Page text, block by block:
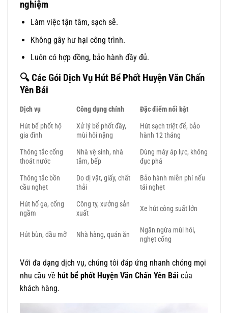
nghiệm
Làm việc tận tâm, sạch sẽ.
Không gây hư hại công trình.
Luôn có hợp đồng, bảo hành đầy đủ.
🔍Các Gói Dịch Vụ Hút Bể Phốt Huyện Văn Chấn
Yên Bái
Dịch vụ Công dụng chính
Đặc điểm nổi bật
Hút bể phốt hộ
gia đình
Xử lý bể phốt đầy,
mùi hôi nặng
Hút sạch triệt để, bảo
hành 12 tháng
Thông tắc cống
thoát nước
Nhà vệ sinh, nhà
tắm, bếp
Dùng máy áp lực, không
đục phá
Thông tắc bồn
cầu nghẹt
Do dị vật, giấy, chất
thải
Bảo hành miễn phí nếu
tái nghẹt
Hút hố ga, cống
ngầm
Công ty, xưởng sản
xuất
Xe hút công suất lớn
Hút bùn, dầu mỡ Nhà hàng, quán ăn
Ngăn ngừa mùi hôi,
nghẹt cống
Với đa dạng dịch vụ, chúng tôi đáp ứng nhanh chóng mọi
nhu cầu về hút bể phốt Huyện Văn Chấn Yên Bái của
khách hàng.